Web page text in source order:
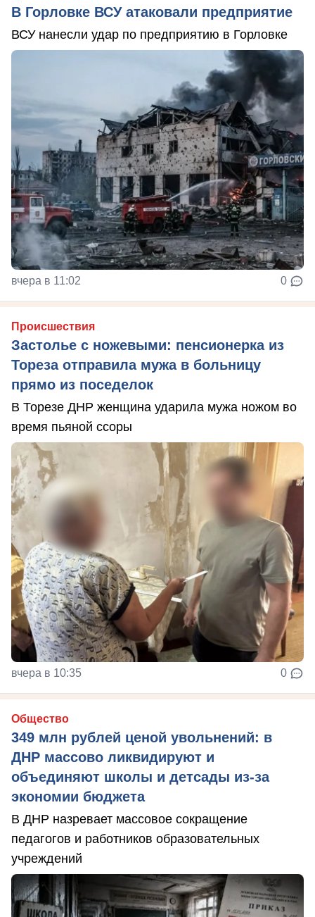
В Горловке ВСУ атаковали предприятие
ВСУ нанесли удар по предприятию в Горловке
вчера в 11:02 0
Происшествия
Застолье с ножевыми: пенсионерка из
Тореза отправила мужа в больницу
прямо из поседелок
В Торезе ДНР женщина ударила мужа ножом во
время пьяной ссоры
вчера в 10:35 0
Общество
349 млн рублей ценой увольнений: в
ДНР массово ликвидируют и
объединяют школы и детсады из-за
экономии бюджета
В ДНР назревает массовое сокращение
педагогов и работников образовательных
учреждений